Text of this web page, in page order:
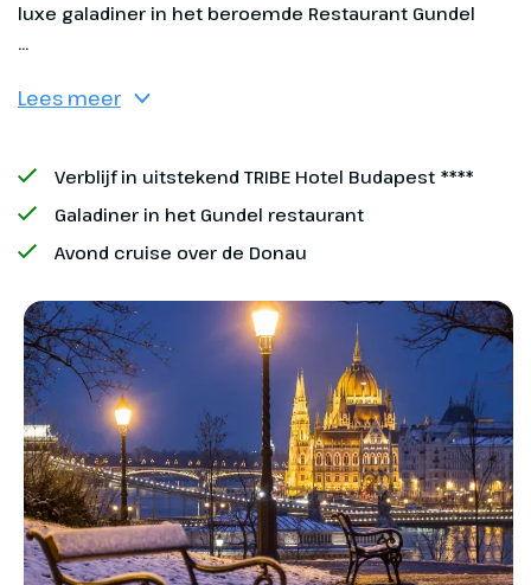
Lees meer
Verblijf in uitstekend TRIBE Hotel Budapest ****
Galadiner in het Gundel restaurant
Avond cruise over de Donau
overnachting.
Dag 2
Rondrit Wenen, Budapest
Via Oostenrijk reizen we naar
Budapest. In de Oostenrijkse
hoofdstad maken we een rondrit
Reisverzekering
Nachtmis St. Stephans Basiliek (gratis)
Minimum aantal deelnemers
Minimum aantal deelnemers:
25 deelnemers